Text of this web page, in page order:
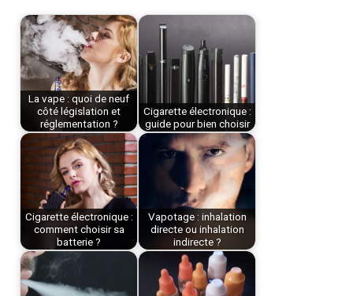
La vape : quoi de neuf
côté législation et
réglementation ?
Cigarette électronique :
guide pour bien choisir
Cigarette électronique :
comment choisir sa
batterie ?
Vapotage : inhalation
directe ou inhalation
indirecte ?